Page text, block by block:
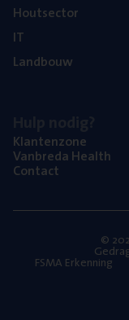
Hout­sec­tor
IT
Land­bouw
Klan­ten­zo­ne
Van­b­re­da Health
Con­tact
©
FSMA Erkenning